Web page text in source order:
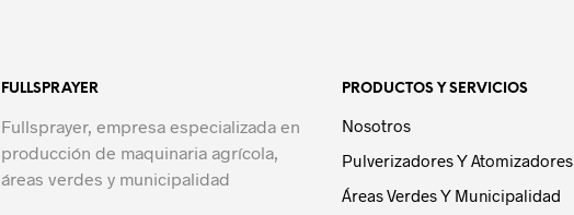
FULLSPRAYER
Fullsprayer, empresa especializada en
producción de maquinaria agrícola,
áreas verdes y municipalidad
PRODUCTOS Y SERVICIOS
Nosotros
Pulverizadores Y Atomizadores
Áreas Verdes Y Municipalidad